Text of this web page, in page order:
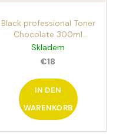
Black professional Toner
Chocolate 300ml
permanenter Haar-toner
Skladem
€18
IN DEN
WARENKORB